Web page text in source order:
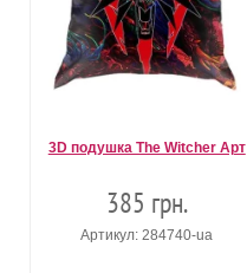
3D подушка The Witcher Арт
385 грн.
Артикул: 284740-ua